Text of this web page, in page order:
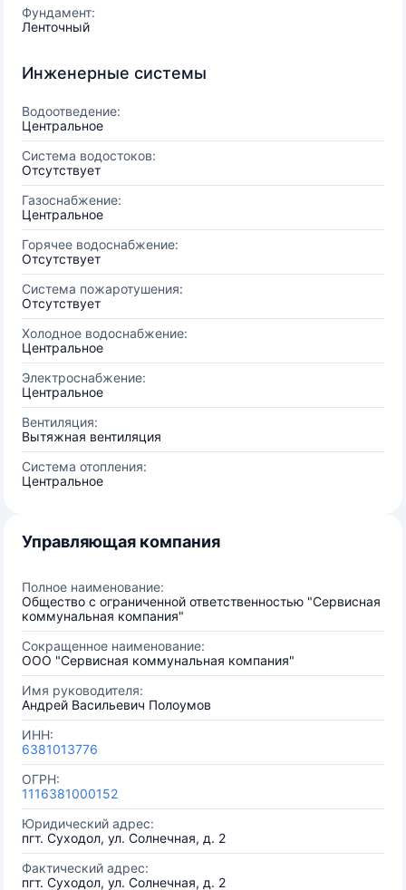
Фундамент:
Ленточный
Инженерные системы
Водоотведение:
Центральное
Система водостоков:
Отсутствует
Газоснабжение:
Центральное
Горячее водоснабжение:
Отсутствует
Система пожаротушения:
Отсутствует
Холодное водоснабжение:
Центральное
Электроснабжение:
Центральное
Вентиляция:
Вытяжная вентиляция
Система отопления:
Центральное
Управляющая компания
Полное наименование:
Общество с ограниченной ответственностью "Сервисная
коммунальная компания"
Сокращенное наименование:
ООО "Сервисная коммунальная компания"
Имя руководителя:
Андрей Васильевич Полоумов
ИНН:
6381013776
ОГРН:
1116381000152
Юридический адрес:
пгт. Суходол, ул. Солнечная, д. 2
Фактический адрес:
пгт. Суходол, ул. Солнечная, д. 2